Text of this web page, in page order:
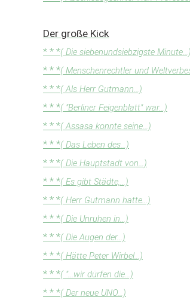
Der große Kick
* * *( Die siebenundsiebzigste Minute...)
* * *( Menschenrechtler und
* * *( Als Herr Gutmann...)
* * *( "Berliner Feigenblatt" war...)
* * *( Assasa konnte seine...)
* * *( Das Leben des...)
* * *( Die Hauptstadt von...)
* * *( Es gibt Städte,...)
* * *( Herr Gutmann hatte...)
* * *( Die Unruhen in...)
* * *( Die Augen der...)
* * *( Hätte Peter Wirbel...)
* * *( "...wir dürfen die...)
* * *( Der neue UNO...)